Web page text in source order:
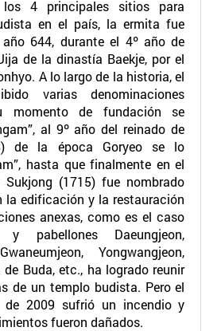
4 principales sitios para
en el país, la ermita fue
644, durante el 4º año de
de la dinastía Baekje, por el
A lo largo de la historia, el
varias denominaciones
momento de fundación se
al 9º año del reinado de
de la época Goryeo se lo
hasta que finalmente en el
(1715) fue nombrado
la edificación y la restauración
anexas, como es el caso
pabellones Daeungjeon,
Yongwangjeon,
Buda, etc., ha logrado reunir
de un templo budista. Pero el
de 2009 sufrió un incendio y
fueron dañados.